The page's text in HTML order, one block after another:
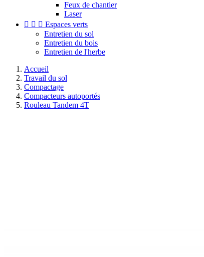
Feux de chantier
Laser
   Espaces verts
Entretien du sol
Entretien du bois
Entretien de l'herbe
Accueil
Travail du sol
Compactage
Compacteurs autoportés
Rouleau Tandem 4T